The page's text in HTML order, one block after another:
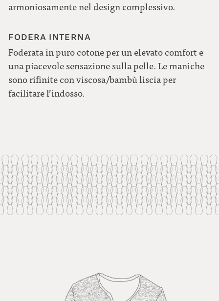
armoniosamente nel design complessivo.
FODERA INTERNA
Foderata in puro cotone per un elevato comfort e
una piacevole sensazione sulla pelle. Le maniche
sono rifinite con viscosa/bambù liscia per
facilitare l’indosso.